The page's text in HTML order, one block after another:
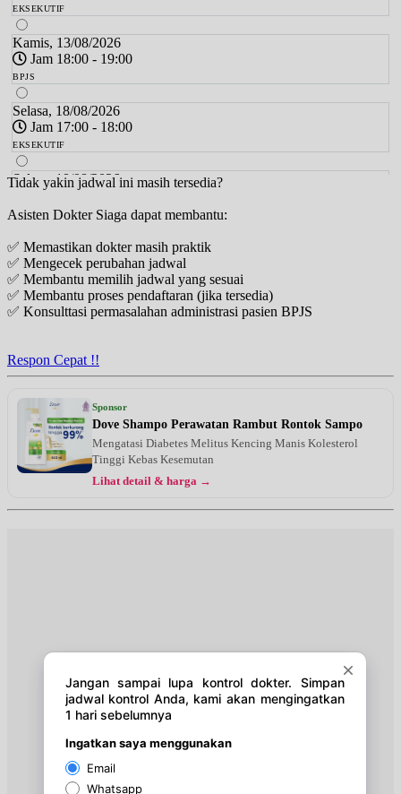
EKSEKUTIF
Kamis, 13/08/2026
Jam 18:00 - 19:00
BPJS
Selasa, 18/08/2026
Jam 17:00 - 18:00
EKSEKUTIF
Selasa, 18/08/2026
Jam 18:00 - 19:00
BPJS
Kamis, 20/08/2026
Jam 17:00 - 18:00
EKSEKUTIF
Kamis, 20/08/2026
Jam 17:00 - 18:00
EKSEKUTIF
Selasa, 25/08/2026
Jam 18:00 - 19:00
Selasa, 01/09/2026
Selasa, 01/09/2026
Jam 18:00 - 19:00
Tidak yakin jadwal ini masih tersedia?
Asisten Dokter Siaga dapat membantu:
✅ Memastikan dokter masih praktik
✅ Mengecek perubahan jadwal
✅ Membantu memilih jadwal yang sesuai
✅ Membantu proses pendaftaran (jika tersedia)
✅ Konsulttasi permasalahan administrasi pasien BPJS
Respon Cepat !!
Sponsor
Dove Shampo Perawatan Rambut Rontok Sampo
Mengatasi Diabetes Melitus Kencing Manis Kolesterol
Tinggi Kebas Kesemutan
Lihat detail & harga →